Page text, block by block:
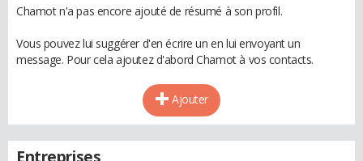
Chamot n'a pas encore ajouté de résumé à son profil.
Vous pouvez lui suggérer d'en écrire un en lui envoyant un
message. Pour cela ajoutez d'abord Chamot à vos contacts.
Ajouter